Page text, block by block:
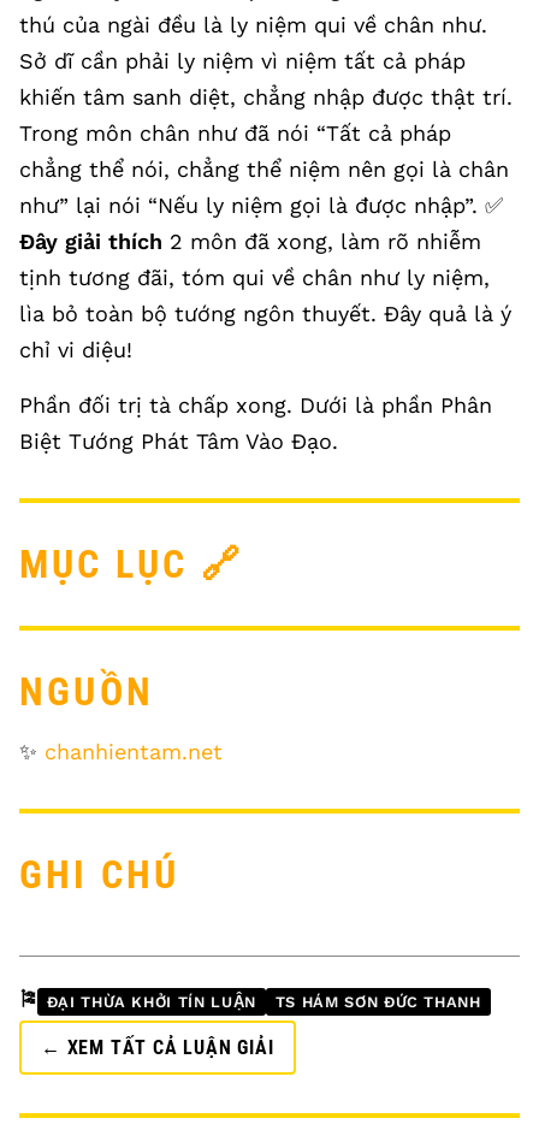
thú của ngài đều là ly niệm qui về chân như.
Sở dĩ cần phải ly niệm vì niệm tất cả pháp
khiến tâm sanh diệt, chẳng nhập được thật trí.
Trong môn chân như đã nói “Tất cả pháp
chẳng thể nói, chẳng thể niệm nên gọi là chân
như” lại nói “Nếu ly niệm gọi là được nhập”. ✅
Đây giải thích 2 môn đã xong, làm rõ nhiễm
tịnh tương đãi, tóm qui về chân như ly niệm,
lìa bỏ toàn bộ tướng ngôn thuyết. Đây quả là ý
chỉ vi diệu!
Phần đối trị tà chấp xong. Dưới là phần Phân
Biệt Tướng Phát Tâm Vào Đạo.
MỤC LỤC 🔗
NGUỒN
✨ chanhientam.net
GHI CHÚ
🎏 ĐẠI THỪA KHỞI TÍN LUẬN TS HÁM SƠN ĐỨC THANH
← XEM TẤT CẢ LUẬN GIẢI